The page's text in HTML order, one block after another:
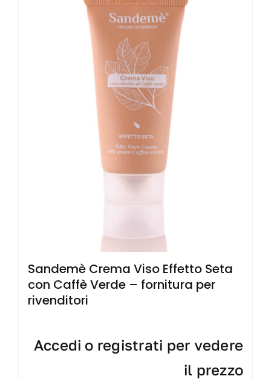
Sandemè Crema Viso Effetto Seta
con Caffè Verde – fornitura per
rivenditori
Accedi o registrati per vedere
il prezzo